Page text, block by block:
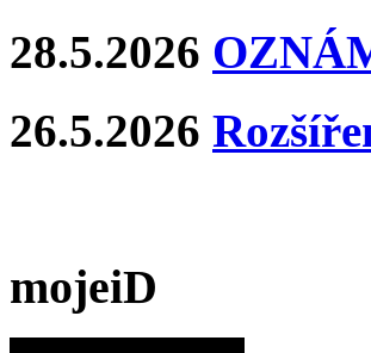
28.5.2026
26.5.2026
mojeiD